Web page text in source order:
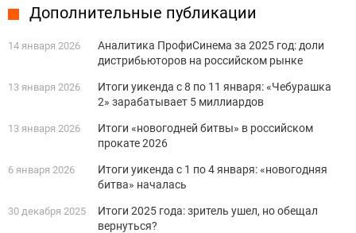
Дополнительные публикации
14 января 2026
Аналитика ПрофиСинема за 2025 год: доли
дистрибьюторов на российском рынке
13 января 2026
Итоги уикенда с 8 по 11 января: «Чебурашка
2» зарабатывает 5 миллиардов
13 января 2026
Итоги «новогодней битвы» в российском
прокате 2026
6 января 2026
Итоги уикенда с 1 по 4 января: «новогодняя
битва» началась
30 декабря 2025
Итоги 2025 года: зритель ушел, но обещал
вернуться?